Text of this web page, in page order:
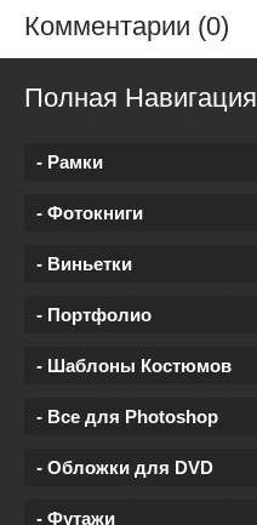
Комментарии (0)
Полная Навигация
- Рамки
- Фотокниги
- Виньетки
- Портфолио
- Шаблоны Костюмов
- Все для Photoshop
- Обложки для DVD
- Футажи